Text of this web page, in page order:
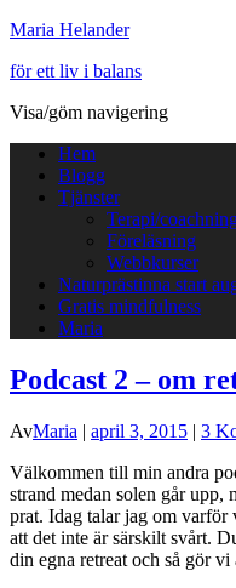
Maria Helander
för ett liv i balans
Visa/göm navigering
Hem
Blogg
Tjänster
Terapi/
Föreläsning
Webbkurser
Naturprästinna start
Gratis mindfulness
Maria
Podcast 2 – om
AvMaria | april 3, 2015 | 3
Välkommen till min andra
strand medan solen går upp,
prat. Idag talar jag om varför
att det inte är särskilt svårt.
din egna retreat och så gör